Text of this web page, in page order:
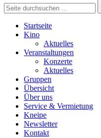
Startseite
Kino
Aktuelles
Veranstaltungen
Konzerte
Aktuelles
Gruppen
Übersicht
Über uns
Service & Vermietung
Kneipe
Newsletter
Kontakt